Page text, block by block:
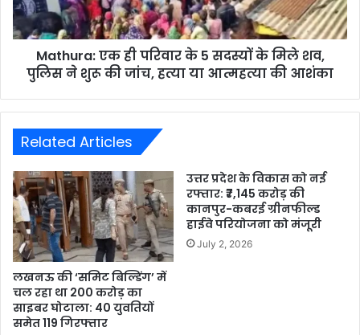
Mathura: एक ही परिवार के 5 सदस्यों के मिले शव,
पुलिस ने शुरू की जांच, हत्या या आत्महत्या की आशंका
Related Articles
लखनऊ की ‘समिट बिल्डिंग’ में
चल रहा था 200 करोड़ का
साइबर घोटाला: 40 युवतियों
समेत 119 गिरफ्तार
उत्तर प्रदेश के विकास को नई
रफ्तार: ₹7,145 करोड़ की
कानपुर-कबरई ग्रीनफील्ड
हाईवे परियोजना को मंजूरी
July 2, 2026